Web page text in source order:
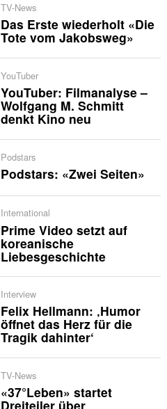
TV-News
Das Erste wiederholt «Die
Tote vom Jakobsweg»
YouTuber
YouTuber: Filmanalyse –
Wolfgang M. Schmitt
denkt Kino neu
Podstars
Podstars: «Zwei Seiten»
International
Prime Video setzt auf
koreanische
Liebesgeschichte
Interview
Felix Hellmann: ‚Humor
öffnet das Herz für die
Tragik dahinter‘
TV-News
«37°Leben» startet
Dreiteiler über